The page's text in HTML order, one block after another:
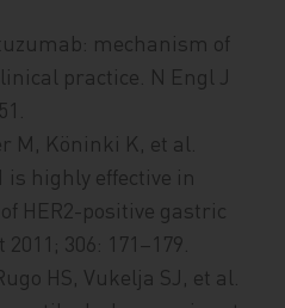
mechanism of
practice. N Engl J
M, Köninki K, et al.
highly effective in
HER2-positive gastric
306: 171–179.
HS, Vukelja SJ, et al.